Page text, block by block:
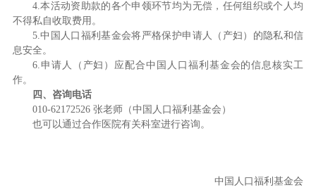
4.本活动资助款的各个申领环节均为无偿，任何组织或个人均
不得私自收取费用。
5.中国人口福利基金会将严格保护申请人（产妇）的隐私和信
息安全。
6.申请人（产妇）应配合中国人口福利基金会的信息核实工
作。
四、咨询电话
010-62172526 张老师（中国人口福利基金会）
也可以通过合作医院有关科室进行咨询。
中国人口福利基金会